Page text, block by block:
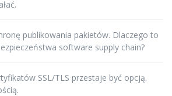
publikowania pakietów. Dlaczego to
software supply chain?
SSL/TLS przestaje być opcją.